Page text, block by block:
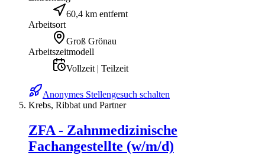
60,4 km entfernt
Arbeitsort
Groß Grönau
Arbeitszeitmodell
Vollzeit | Teilzeit
Anonymes Stellengesuch schalten
Krebs, Ribbat und Partner
ZFA - Zahnmedizinische
Fachangestellte (w/m/d)